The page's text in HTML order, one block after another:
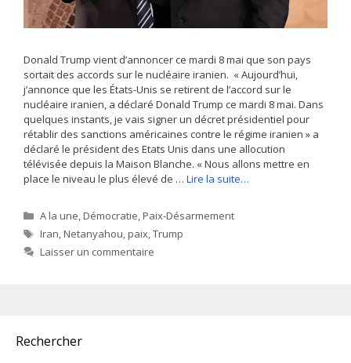
Donald Trump vient d’annoncer ce mardi 8 mai que son pays
sortait des accords sur le nucléaire iranien. « Aujourd’hui,
j’annonce que les États-Unis se retirent de l’accord sur le
nucléaire iranien, a déclaré Donald Trump ce mardi 8 mai. Dans
quelques instants, je vais signer un décret présidentiel pour
rétablir des sanctions américaines contre le régime iranien » a
déclaré le président des Etats Unis dans une allocution
télévisée depuis la Maison Blanche. « Nous allons mettre en
place le niveau le plus élevé de … Lire la suite…
Catégories
A la une,Démocratie,Paix-Désarmement
Étiquettes
Iran,Netanyahou,paix,Trump
Laisser un commentaire
Rechercher